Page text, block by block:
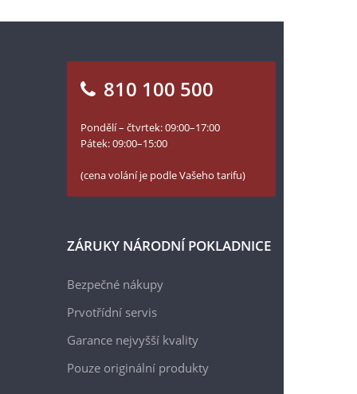
810 100 500
Pondělí – čtvrtek: 09:00–17:00
Pátek: 09:00–15:00
(cena volání je podle Vašeho tarifu)
ZÁRUKY NÁRODNÍ POKLADNICE
Bezpečné nákupy
Prvotřídní servis
Garance nejvyšší kvality
Pouze originální produkty